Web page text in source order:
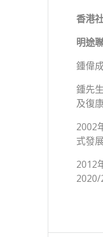
香港
明途
鍾偉
鍾先
及復
2002
式發
2012
2020/